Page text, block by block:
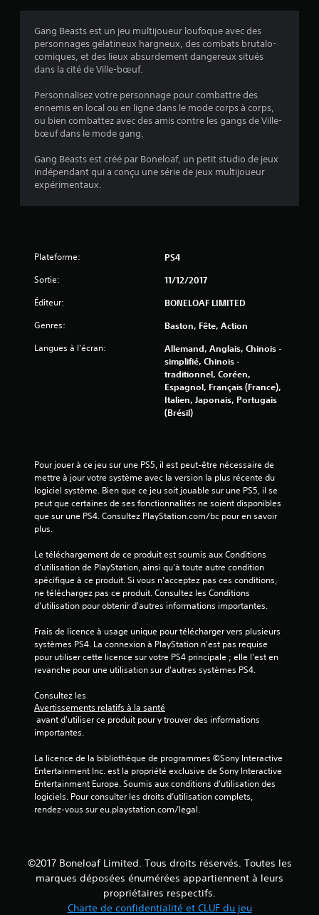
:
.
6
e
s
5
(
4
0
6
9
v
s
)
Gang Beasts est un jeu multijoueur loufoque avec des
personnages gélatineux hargneux, des combats brutalo-
comiques, et des lieux absurdement dangereux situés
dans la cité de Ville-bœuf.
Personnalisez votre personnage pour combattre des
ennemis en local ou en ligne dans le mode corps à corps,
ou bien combattez avec des amis contre les gangs de Ville-
bœuf dans le mode gang.
Gang Beasts est créé par Boneloaf, un petit studio de jeux
indépendant qui a conçu une série de jeux multijoueur
expérimentaux.
Plateforme: PS4
Sortie: 11/12/2017
Éditeur: BONELOAF LIMITED
Genres: Baston, Fête, Action
Langues à l'écran:
Allemand, Anglais, Chinois -
simplifié, Chinois -
traditionnel, Coréen,
Espagnol, Français (France),
Italien, Japonais, Portugais
(Brésil)
Pour jouer à ce jeu sur une PS5, il est peut-être nécessaire de
mettre à jour votre système avec la version la plus récente du
logiciel système. Bien que ce jeu soit jouable sur une PS5, il se
peut que certaines de ses fonctionnalités ne soient disponibles
que sur une PS4. Consultez PlayStation.com/bc pour en savoir
plus.
Le téléchargement de ce produit est soumis aux Conditions
d'utilisation de PlayStation, ainsi qu'à toute autre condition
spécifique à ce produit. Si vous n'acceptez pas ces conditions,
ne téléchargez pas ce produit. Consultez les Conditions
d'utilisation pour obtenir d'autres informations importantes.
Frais de licence à usage unique pour télécharger vers plusieurs
systèmes PS4. La connexion à PlayStation n'est pas requise
pour utiliser cette licence sur votre PS4 principale ; elle l'est en
revanche pour une utilisation sur d'autres systèmes PS4.
Consultez les
Avertissements relatifs à la santé
importantes.
La licence de la bibliothèque de programmes ©Sony Interactive
Entertainment Inc. est la propriété exclusive de Sony Interactive
Entertainment Europe. Soumis aux conditions d’utilisation des
logiciels. Pour consulter les droits d’utilisation complets,
rendez-vous sur eu.playstation.com/legal.
©2017 Boneloaf Limited. Tous droits réservés. Toutes les
marques déposées énumérées appartiennent à leurs
propriétaires respectifs.
Charte de confidentialité et CLUF du jeu